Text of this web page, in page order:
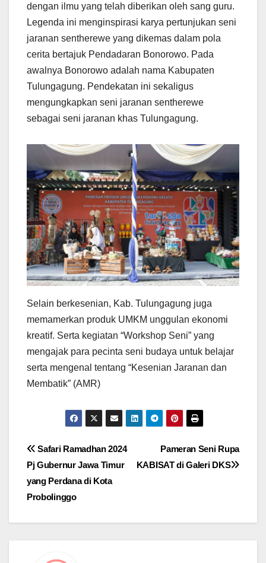
dengan ilmu yang telah diberikan oleh sang guru.
Legenda ini menginspirasi karya pertunjukan seni
jaranan sentherewe yang dikemas dalam pola
cerita bertajuk Pendadaran Bonorowo. Pada
awalnya Bonorowo adalah nama Kabupaten
Tulungagung. Pendekatan ini sekaligus
mengungkapkan seni jaranan sentherewe
sebagai seni jaranan khas Tulungagung.
Selain berkesenian, Kab. Tulungagung juga
memamerkan produk UMKM unggulan ekonomi
kreatif. Serta kegiatan “Workshop Seni” yang
mengajak para pecinta seni budaya untuk belajar
serta mengenal tentang “Kesenian Jaranan dan
Membatik” (AMR)
Navigasi
pos
Pameran Seni Rupa
KABISAT di Galeri DKS
Safari Ramadhan 2024
Pj Gubernur Jawa Timur
yang Perdana di Kota
Probolinggo